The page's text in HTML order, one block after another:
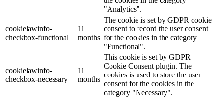
"Analytics".
cookielawinfo-
checkbox-functional
11
months
The cookie is set by GDPR cookie
consent to record the user consent
for the cookies in the category
"Functional".
cookielawinfo-
checkbox-necessary
11
months
This cookie is set by GDPR
Cookie Consent plugin. The
cookies is used to store the user
consent for the cookies in the
category "Necessary".